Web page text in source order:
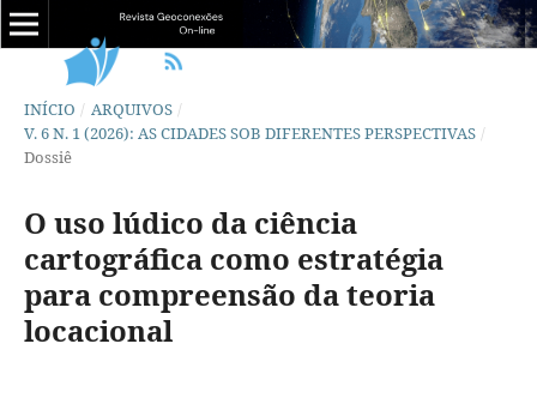
INÍCIO / ARQUIVOS /
V. 6 N. 1 (2026): AS CIDADES SOB DIFERENTES PERSPECTIVAS /
Dossiê
O uso lúdico da ciência
cartográfica como estratégia
para compreensão da teoria
locacional